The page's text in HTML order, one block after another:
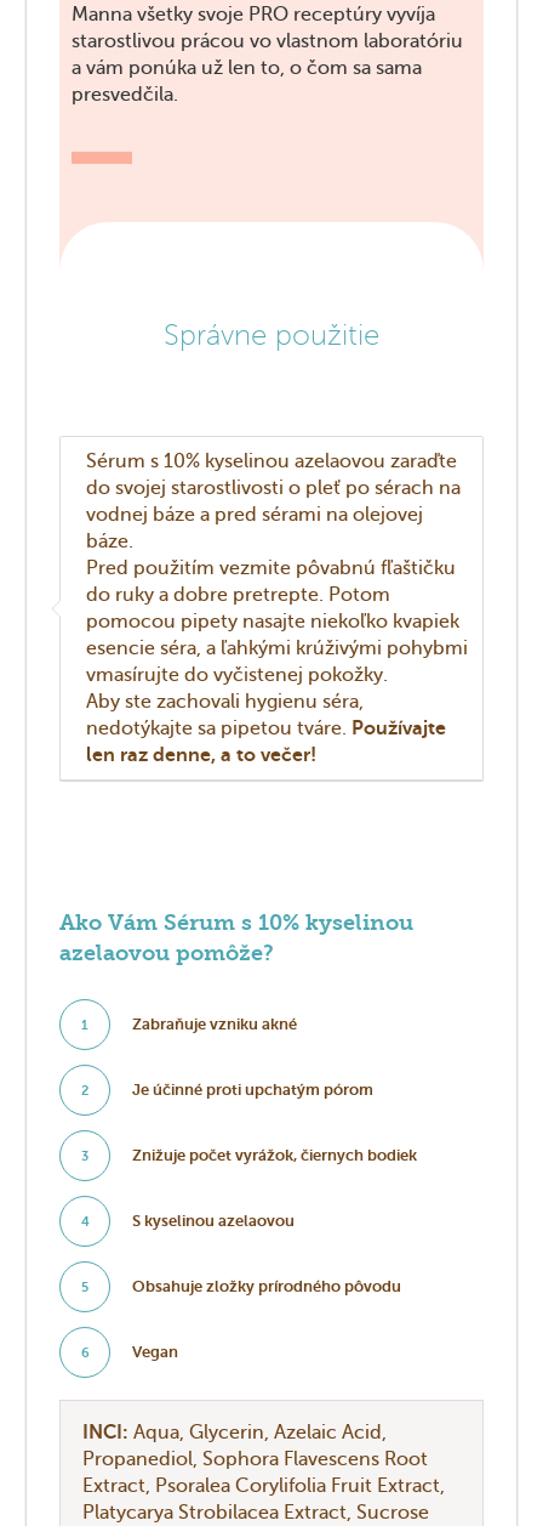
Manna všetky svoje PRO receptúry vyvíja
starostlivou prácou vo vlastnom laboratóriu
a vám ponúka už len to, o čom sa sama
presvedčila.
Správne použitie
Sérum s 10% kyselinou azelaovou zaraďte
do svojej starostlivosti o pleť po sérach na
vodnej báze a pred sérami na olejovej
báze.
Pred použitím vezmite pôvabnú fľaštičku
do ruky a dobre pretrepte. Potom
pomocou pipety nasajte niekoľko kvapiek
esencie séra, a ľahkými krúživými pohybmi
vmasírujte do vyčistenej pokožky.
Aby ste zachovali hygienu séra,
nedotýkajte sa pipetou tváre. Používajte
len raz denne, a to večer!
Ako Vám Sérum s 10% kyselinou
azelaovou pomôže?
1 Zabraňuje vzniku akné
2 Je účinné proti upchatým pórom
3 Znižuje počet vyrážok, čiernych bodiek
4 S kyselinou azelaovou
5 Obsahuje zložky prírodného pôvodu
6 Vegan
INCI: Aqua Glycerin Azelaic Acid
Propanediol Sophora Flavescens Root
Extract Psoralea Corylifolia Fruit Extract
Platycarya Strobilacea Extract Sucrose